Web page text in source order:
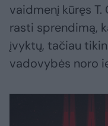
vaidmenį kūręs
rasti sprendimą,
įvyktų, tačiau
vadovybės noro